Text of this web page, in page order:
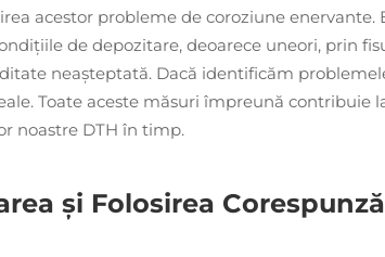
acestor probleme de coroziune enervante.
de depozitare, deoarece uneori, prin
neaşteptată. Dacă identificăm
Toate aceste măsuri împreună
noastre DTH în timp.
și Folosirea